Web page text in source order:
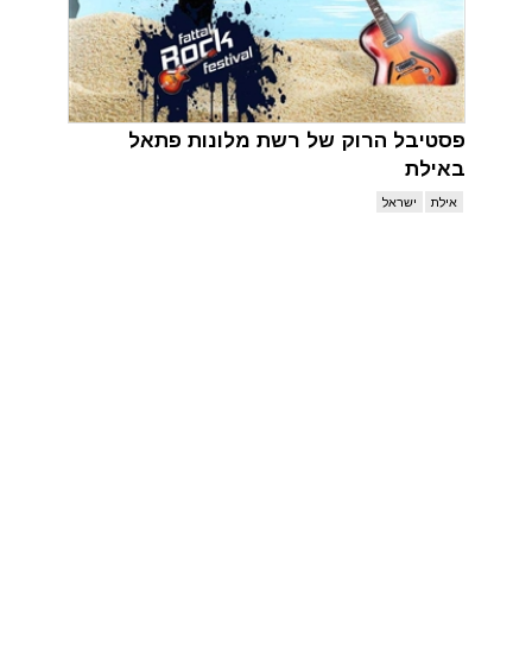
פסטיבל הרוק של רשת מלונות פתאל
באילת
אילת ישראל